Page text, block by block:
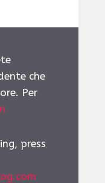
che
Per
press